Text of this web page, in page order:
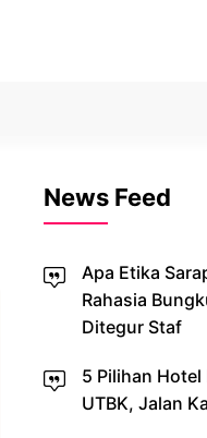
News Feed
Apa Etika
Rahasia
Ditegur Staf
5 Pilihan
UTBK, Jalan